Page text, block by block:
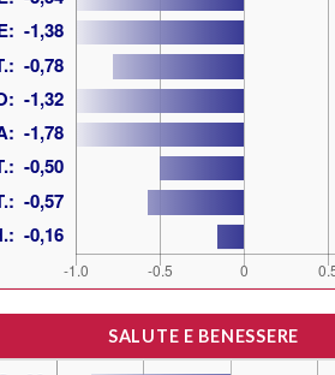
SALUTE E BENESSERE